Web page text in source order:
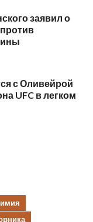
заявил о
с Оливейрой
UFC в легком